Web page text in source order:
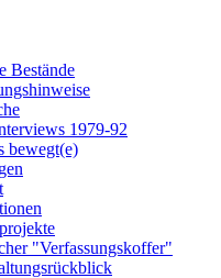
Bestände
1979-92
bewegt(e)
"Verfassungskoffer"